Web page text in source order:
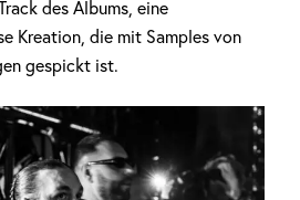
des Albums, eine
Kreation, die mit Samples von
gespickt ist.